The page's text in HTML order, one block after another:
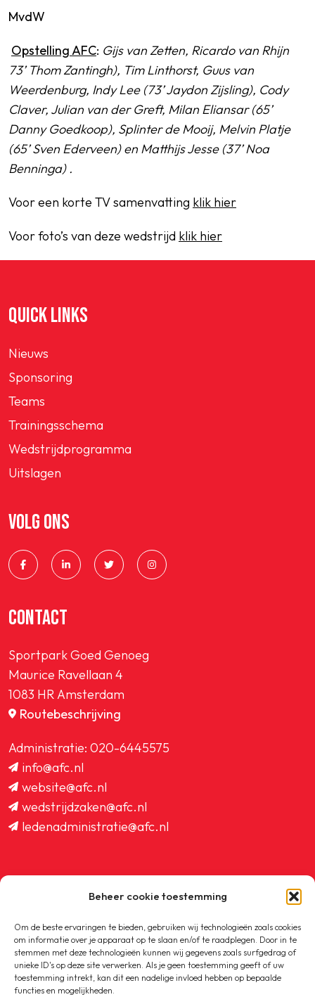
Beheer cookie toestemming
Om de beste ervaringen te bieden, gebruiken wij technologieën zoals cookies
om informatie over je apparaat op te slaan en/of te raadplegen. Door in te
stemmen met deze technologieën kunnen wij gegevens zoals surfgedrag of
unieke ID's op deze site verwerken. Als je geen toestemming geeft of uw
toestemming intrekt, kan dit een nadelige invloed hebben op bepaalde
functies en mogelijkheden.
MvdW
Opstelling AFC: Gijs van Zetten, Ricardo van Rhijn
73’ Thom Zantingh), Tim Linthorst, Guus van
Weerdenburg, Indy Lee (73’ Jaydon Zijsling), Cody
Claver, Julian van der Greft, Milan Eliansar (65’
Danny Goedkoop), Splinter de Mooij, Melvin Platje
(65’ Sven Ederveen) en Matthijs Jesse (37’ Noa
Benninga) .
Voor een korte TV samenvatting klik hier
Voor foto’s van deze wedstrijd klik hier
QUICK LINKS
Nieuws
Sponsoring
Teams
Trainingsschema
Wedstrijdprogramma
Uitslagen
VOLG ONS
CONTACT
Sportpark Goed Genoeg
Maurice Ravellaan 4
1083 HR Amsterdam
Routebeschrijving
Administratie: 020-6445575
info@afc.nl
website@afc.nl
wedstrijdzaken@afc.nl
ledenadministratie@afc.nl
Privacybeleid
Cookiebeleid